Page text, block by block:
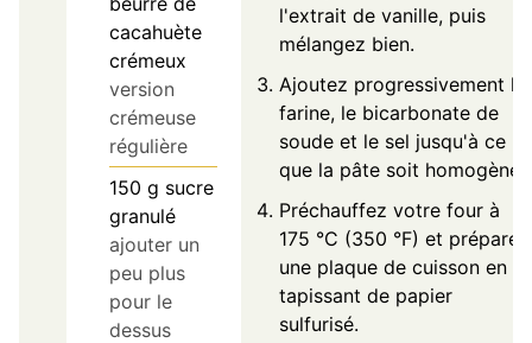
cacahuète
crémeux
version
crémeuse
régulière
150 g sucre
granulé
ajouter un
peu plus
pour le
dessus
l'extrait de vanille, puis
mélangez bien.
Ajoutez progressivement la
farine, le bicarbonate de
soude et le sel jusqu'à ce
que la pâte soit homogène.
Préchauffez votre four à
175 °C (350 °F) et préparez
une plaque de cuisson en la
tapissant de papier
sulfurisé.